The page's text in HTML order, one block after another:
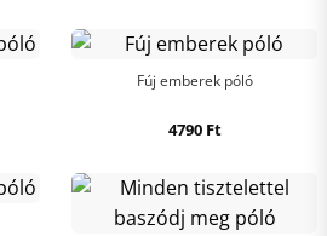
Fúj emberek póló
4790 Ft